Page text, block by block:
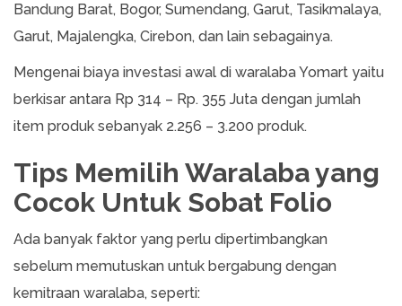
Bandung Barat, Bogor, Sumendang, Garut, Tasikmalaya,
Garut, Majalengka, Cirebon, dan lain sebagainya.
Mengenai biaya investasi awal di waralaba Yomart yaitu
berkisar antara Rp 314 – Rp. 355 Juta dengan jumlah
item produk sebanyak 2.256 – 3.200 produk.
Tips Memilih Waralaba yang
Cocok Untuk Sobat Folio
Ada banyak faktor yang perlu dipertimbangkan
sebelum memutuskan untuk bergabung dengan
kemitraan waralaba, seperti: